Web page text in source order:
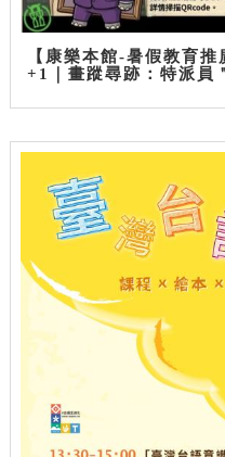
【康樂本館-暑假教育
+1｜畫蹤尋跡：特派員